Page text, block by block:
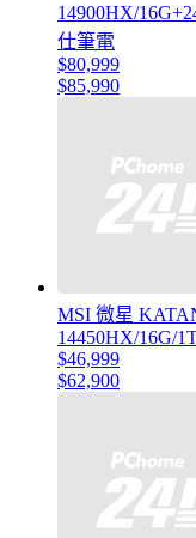
14900HX/
仕筆電
$80,999
$85,990
MSI 微星
14450HX/16G/
$46,999
$62,900